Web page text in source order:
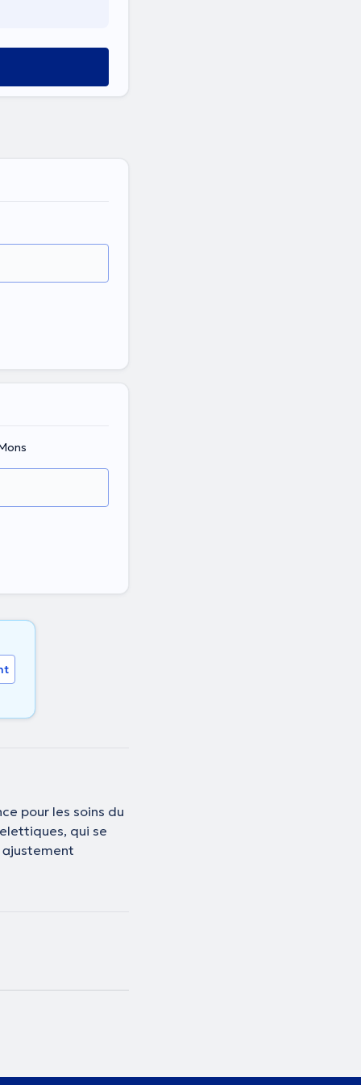
pour les soins du
qui se